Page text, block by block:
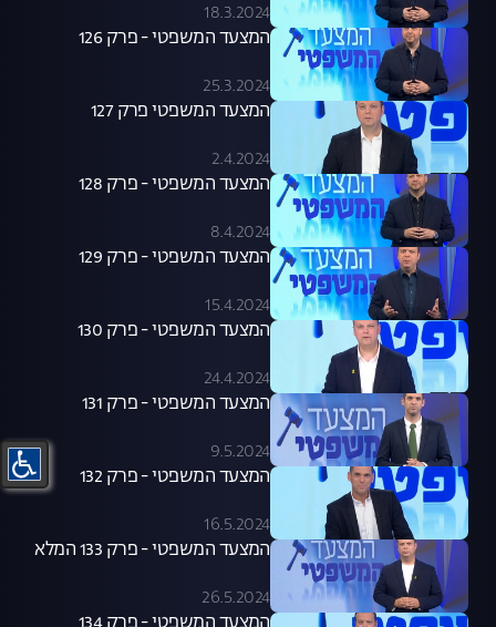
18.3.2024
המצעד המשפטי - פרק 126
25.3.2024
המצעד המשפטי פרק 127
2.4.2024
המצעד המשפטי - פרק 128
8.4.2024
המצעד המשפטי - פרק 129
15.4.2024
המצעד המשפטי - פרק 130
24.4.2024
המצעד המשפטי - פרק 131
9.5.2024
המצעד המשפטי - פרק 132
16.5.2024
המצעד המשפטי - פרק 133 המלא
26.5.2024